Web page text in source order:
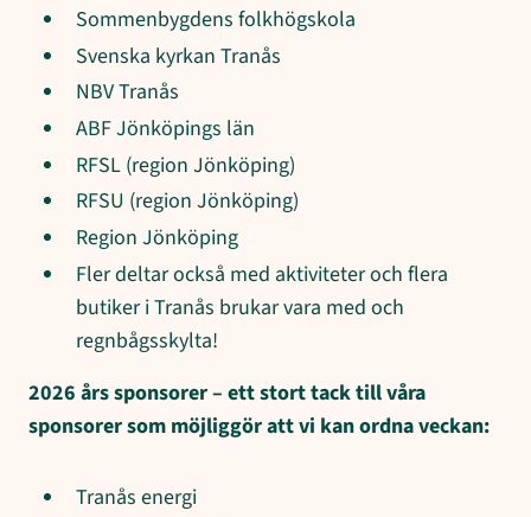
Sommenbygdens folkhögskola
Svenska kyrkan Tranås
NBV Tranås
ABF Jönköpings län
RFSL (region Jönköping)
RFSU (region Jönköping)
Region Jönköping
Fler deltar också med aktiviteter och flera
butiker i Tranås brukar vara med och
regnbågsskylta!
2026 års sponsorer – ett stort tack till våra
sponsorer som möjliggör att vi kan ordna veckan:
Tranås energi